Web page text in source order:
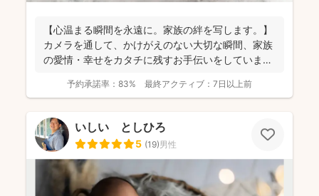
【心温まる瞬間を永遠に。家族の絆を写します。】
カメラを通して、かけがえのない大切な瞬間、家族
の愛情・幸せをカタチに残すお手伝いをしていま
予約承諾率： 83% 最終アクティブ： 7日以上前
いしい としひろ
5 (19)男性